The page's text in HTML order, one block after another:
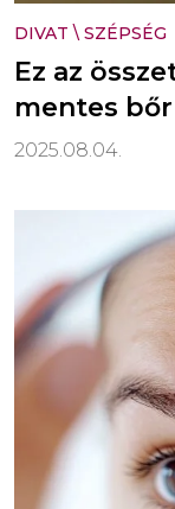
DIVAT \ SZÉPSÉG
Ez az
mentes
2025.08.04.